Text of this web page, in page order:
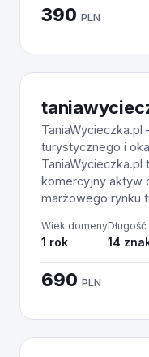
390 PLN
TaniaWycieczka.pl
turystycznego i
komercyjny aktyw
marżowego rynku
Wiek domeny
1 rok
Długość
14
690 PLN